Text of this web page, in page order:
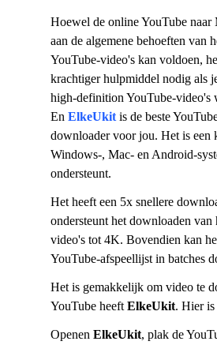
Hoewel de online YouTube naar
aan de algemene behoeften van
YouTube-video's kan voldoen,
krachtiger hulpmiddel nodig als
high-definition YouTube-video's
En ElkeUkit is de beste
downloader voor jou. Het is een
Windows-, Mac- en Android-
ondersteunt.
Het heeft een 5x snellere
ondersteunt het downloaden
video's tot 4K. Bovendien kan
YouTube-afspeellijst in batches
Het is gemakkelijk om video te
YouTube heeft ElkeUkit. Hier is
Openen ElkeUkit, plak de